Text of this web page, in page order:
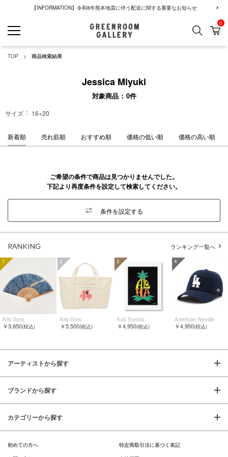
【INFORMATION】令和8年熊本地震に伴う配送に関する重要なお知らせ
検索 カ
0
TOP 商品検索結果
Jessica Miyuki
対象商品 0件
サイズ 16×20
新着順 売れ筋順 おすすめ順 価格の低い順 価格の高い順
ご希望の条件で商品は見つかりませんでした。
下記より再度条件を設定して検索してください。
条件を設定する
RANKING ランキング一覧へ
1
Kris Goto
￥3,850(税込)
2
Kris Goto
￥5,500(税込)
3
Koji Toyoda
￥4,950(税込)
4
American Needle
￥4,950(税込)
アーティストから探す
ブランドから探す
カテゴリーから探す
初めての方へ
特定商取引法に基づく表記